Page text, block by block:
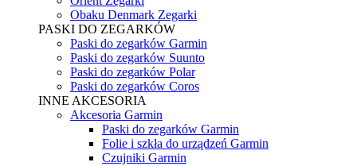
Obaku Denmark Zegarki
PASKI DO ZEGARKÓW
Paski do zegarków Garmin
Paski do zegarków Suunto
Paski do zegarków Polar
Paski do zegarków Coros
INNE AKCESORIA
Akcesoria Garmin
Paski do zegarków Garmin
Folie i szkła do urządzeń Garmin
Czujniki Garmin